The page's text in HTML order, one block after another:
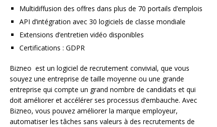
Multidiffusion des offres dans plus de 70 portails d’emplois
API d’intégration avec 30 logiciels de classe mondiale
Extensions d’entretien vidéo disponibles
Certifications : GDPR
Bizneo est un logiciel de recrutement convivial, que vous
souyez une entreprise de taille moyenne ou une grande
entreprise qui compte un grand nombre de candidats et qui
doit améliorer et accélérer ses processus d’embauche. Avec
Bizneo, vous pouvez améliorer la marque employeur,
automatiser les tâches sans valeurs à des recrutements de